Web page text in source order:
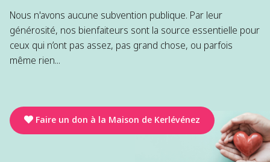
Nous n'avons aucune subvention publique. Par leur
générosité, nos bienfaiteurs sont la source essentielle pour
ceux qui n’ont pas assez, pas grand chose, ou parfois
même rien...
Faire un don à la Maison de Kerlévénez